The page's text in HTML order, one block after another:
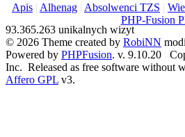
Apis | Alhenag | Absolwenci TZS |
PHP-Fusion
93.365.263 unikalnych wizyt
© 2026 Theme created by RobiNN
Powered by PHPFusion. v. 9.10.20
Inc. Released as free software without
Affero GPL v3.